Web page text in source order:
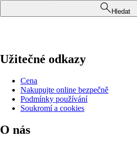
Hledat
Užitečné odkazy
Cena
Nakupujte online bezpečně
Podmínky používání
Soukromí a cookies
O nás